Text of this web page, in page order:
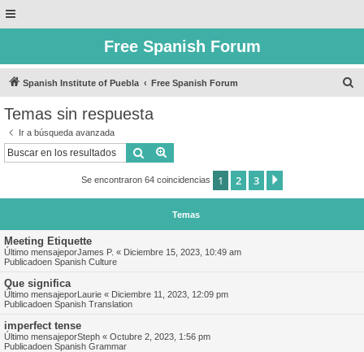
Free Spanish Forum
Spanish Institute of Puebla Free Spanish Forum
Temas sin respuesta
Ir a búsqueda avanzada
Buscar
Se encontraron 64 coincidencias 1 2 3
Temas
Meeting Etiquette
Último mensajeporJames P. « Diciembre 15, 2023, 10:49 am
Publicadoen Spanish Culture
Que significa
Último mensajeporLaurie « Diciembre 11, 2023, 12:09 pm
Publicadoen Spanish Translation
imperfect tense
Último mensajeporSteph « Octubre 2, 2023, 1:56 pm
Publicadoen Spanish Grammar